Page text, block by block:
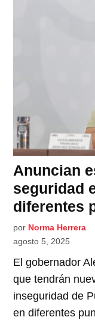
Anuncian
seguridad
diferentes
por Norma Herrera
agosto 5, 2025
El gobernador
que tendrán
inseguridad de
en diferentes